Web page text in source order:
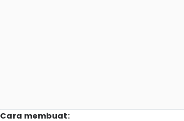
Cara membuat: